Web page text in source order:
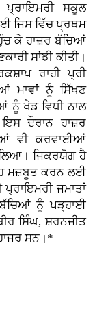
ਪ੍ਰਾਇਮਰੀ ਸਕੂਲ
ਜਿਸ ਵਿੱਚ ਪ੍ਰਥਮ
ਕੇ ਹਾਜ਼ਰ ਬੱਚਿਆਂ
ਸਾਂਝੀ ਕੀਤੀ।
ਰਾਹੀ ਪ੍ਰੀ
ਮਾਵਾਂ ਨੂੰ ਸਿੱਖਣ
ਨੂੰ ਖੇਡ ਵਿਧੀ ਨਾਲ
ਦੌਰਾਨ ਹਾਜ਼ਰ
ਵੀ ਕਰਵਾਈਆਂ
ਜਿਕਰਯੋਗ ਹੈ
ਮਜ਼ਬੂਤ ਕਰਨ ਲਈ
ਪ੍ਰਾਇਮਰੀ ਜਮਾਤਾਂ
ਨੂੰ ਪੜ੍ਹਾਈ
ਸਿੰਘ, ਸ਼ਰਨਜੀਤ
ਸਨ।*